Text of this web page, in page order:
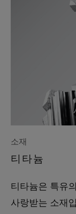
소재
티타늄
티타늄은 특유
사랑받는 소재